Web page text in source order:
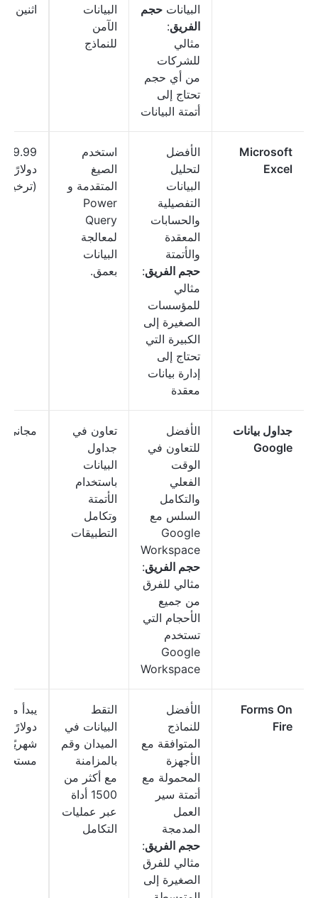
البيانات حجم
الفريق:
مثالي
للشركات
من أي حجم
تحتاج إلى
أتمتة البيانات
البيانات
الآمن
للنماذج
اثنين
Microsoft
Excel
الأفضل
لتحليل
البيانات
التفصيلية
والحسابات
المعقدة
والأتمتة
حجم الفريق:
مثالي
للمؤسسات
الصغيرة إلى
الكبيرة التي
تحتاج إلى
إدارة بيانات
معقدة
استخدم
الصيغ
المتقدمة و
Power
Query
لمعالجة
البيانات
بعمق.
179.99
دولارًا
جداول بيانات
Google
الأفضل
للتعاون في
الوقت
الفعلي
والتكامل
السلس مع
Google
Workspace
حجم الفريق:
مثالي للفرق
من جميع
الأحجام التي
تستخدم
Google
Workspace
تعاون في
جداول
البيانات
باستخدام
الأتمتة
وتكامل
التطبيقات
مجاني
Forms On
Fire
الأفضل
للنماذج
المتوافقة مع
الأجهزة
المحمولة مع
أتمتة سير
العمل
المدمجة
حجم الفريق:
مثالي للفرق
الصغيرة إلى
التقط
البيانات في
الميدان وقم
بالمزامنة
مع أكثر من
1500 أداة
عبر عمليات
التكامل
دولارًا
شهريًا